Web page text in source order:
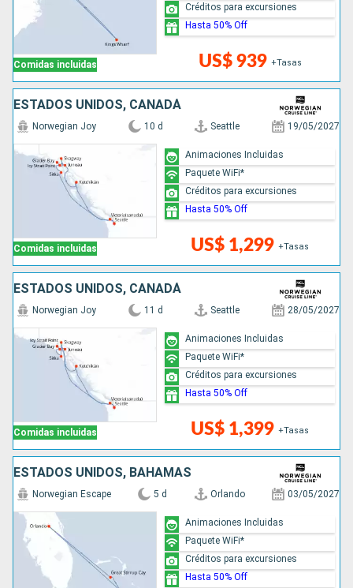
Comidas incluidas US$ 939 +Tasas
Créditos para excursiones
Hasta 50% Off
ESTADOS UNIDOS, CANADÁ
Comidas incluidas
Norwegian Joy 10 d Seattle 19/05/2027
US$ 1,299 +Tasas
Animaciones Incluidas
Paquete WiFi*
Créditos para excursiones
Hasta 50% Off
ESTADOS UNIDOS, CANADÁ
Comidas incluidas
Norwegian Joy 11 d Seattle 28/05/2027
US$ 1,399 +Tasas
Animaciones Incluidas
Paquete WiFi*
Créditos para excursiones
Hasta 50% Off
ESTADOS UNIDOS, BAHAMAS
Norwegian Escape 5 d Orlando 03/05/2027
Animaciones Incluidas
Paquete WiFi*
Créditos para excursiones
Hasta 50% Off